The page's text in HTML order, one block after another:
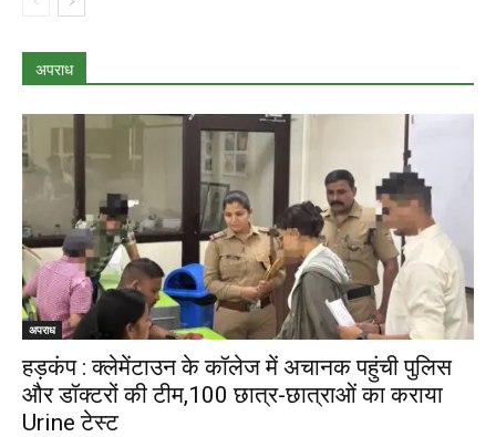
अपराध
अपराध
हड़कंप : क्लेमेंटाउन के कॉलेज में अचानक पहुंची पुलिस
और डॉक्टरों की टीम,100 छात्र-छात्राओं का कराया
Urine टेस्ट